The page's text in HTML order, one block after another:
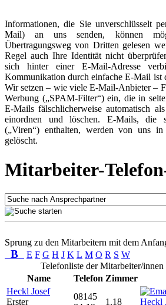
Informationen, die Sie unverschlüsselt
Mail) an uns senden, können
Übertragungsweg von Dritten gelesen
Regel auch Ihre Identität nicht
sich hinter einer E-Mail-Adresse
Kommunikation durch einfache E-Mail ist
Wir setzen – wie viele E-Mail-Anbieter –
Werbung („SPAM-Filter“) ein, die in
E-Mails fälschlicherweise automatisch
einordnen und löschen. E-Mails, die
(„Viren“) enthalten, werden von uns in
gelöscht.
Mitarbeiter-
Sprung zu den Mitarbeitern mit dem
B E F G H J K L M O R S W
Telefonliste der Mitarbeiter/
Name
Telefon Zimmer
Heckl Josef
Erster
08145
1.18